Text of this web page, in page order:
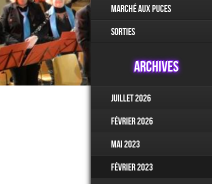
Marché aux Puces
Sorties
Archives
juillet 2026
février 2026
mai 2023
février 2023